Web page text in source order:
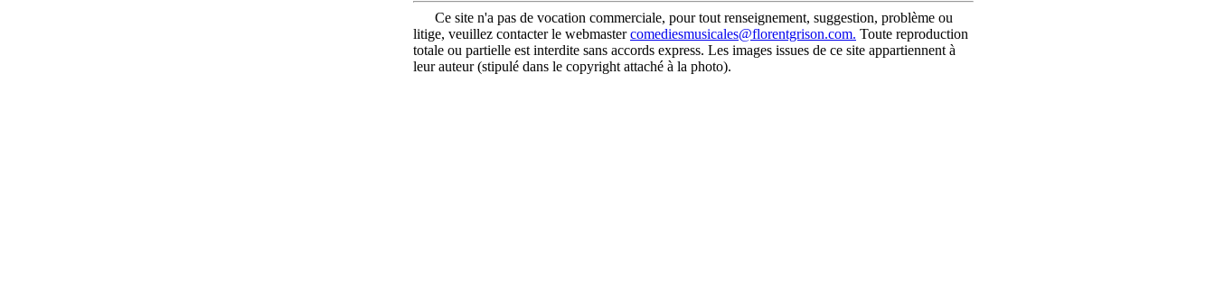
Ce site n'a pas de vocation commerciale, pour tout renseignement, suggestion, problème ou
litige, veuillez contacter le webmastercomediesmusicales@florentgrison.com. Toute reproduction
totale ou partielle est interdite sans accords express. Les images issues de ce site appartiennent à
leur auteur (stipulé dans le copyright attaché à la photo).